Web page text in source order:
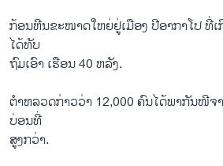
ກ້ອນຫີນຂະໜາດໃຫຍ່​ຢູ່​ເມືອງ ປີ​ອາກາ​ໂປ ທີ່​
ໄດ້ທັບ
ຖົມເອົາ ເຮືອນ 40 ຫລັງ.
ຕຳຫລວດ​ກ່າວ​ວ່າ 12,000 ຄົນ​ໄດ້​ພາກັນ​ໜີຈ
ບ່ອນທີ່​
ສູງກວ່າ.